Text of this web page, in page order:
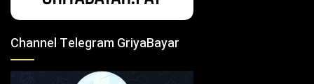
Channel Telegram GriyaBayar